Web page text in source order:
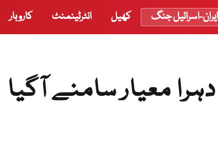
ایران-اسرائیل جنگ کھیل انٹرٹینمنٹ کاروبار
معیار سامنے آگیا